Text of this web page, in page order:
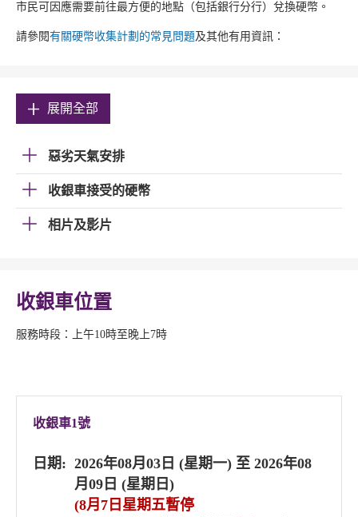
市民可因應需要前往最方便的地點（包括銀行分行）兌換硬幣。
請參閱有關硬幣收集計劃的常見問題及其他有用資訊：
展開全部
惡劣天氣安排
收銀車接受的硬幣
相片及影片
收銀車位置
服務時段：上午10時至晚上7時
收銀車1號
日期: 2026年08月03日 (星期一) 至 2026年08
月09日 (星期日)
(8月7日星期五暫停